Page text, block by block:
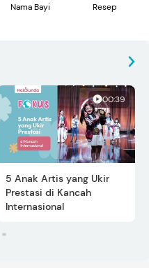
Nama Bayi Resep
00:39
5 Anak Artis yang Ukir
Prestasi di Kancah
Internasional